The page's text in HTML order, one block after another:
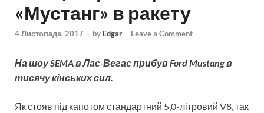
«Мустанг» в ракету
4 Листопада, 2017 - by Edgar - Leave a Comment
На шоу SEMA в Лас-Вегас прибув Ford Mustang в
тисячу кінських сил.
Як стояв під капотом стандартний 5,0-літровий V8, так